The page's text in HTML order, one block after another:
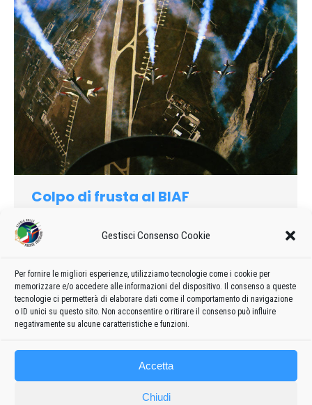
Gestisci Consenso Cookie
Per fornire le migliori esperienze, utilizziamo tecnologie come i cookie per
memorizzare e/o accedere alle informazioni del dispositivo. Il consenso a queste
tecnologie ci permetterà di elaborare dati come il comportamento di navigazione
o ID unici su questo sito. Non acconsentire o ritirare il consenso può influire
negativamente su alcune caratteristiche e funzioni.
Accetta
Chiudi
Colpo di frusta al BIAF
1999
5 – 6 settembre – PLOVDIV airbase -“BIAF 99”;
capoformazione la sorpresa arrivava di primo mattino –
tirandosi sù dal letto: un “colpo di frusta” lo rendeva immobile,
con un dolore lancinante alla schiena.